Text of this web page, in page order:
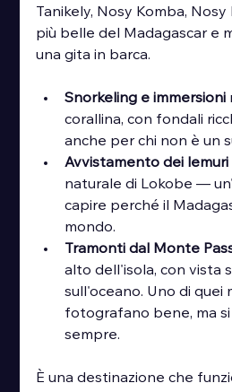
Tanikely, Nosy Komba,
più belle del Madagascar e
una gita in barca.
Snorkeling e immersioni
corallina, con fondali
anche per chi non è un
Avvistamento dei lemuri
naturale di Lokobe —
capire perché il
mondo.
Tramonti dal Monte
alto dell'isola, con vista
sull'oceano. Uno di quei
fotografano bene, ma
sempre.
È una destinazione che